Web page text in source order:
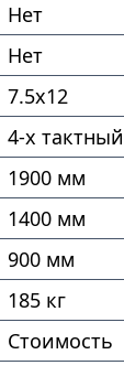
Нет
Нет
7.5х12
4-х тактный
1900 мм
1400 мм
900 мм
185 кг
Стоимость